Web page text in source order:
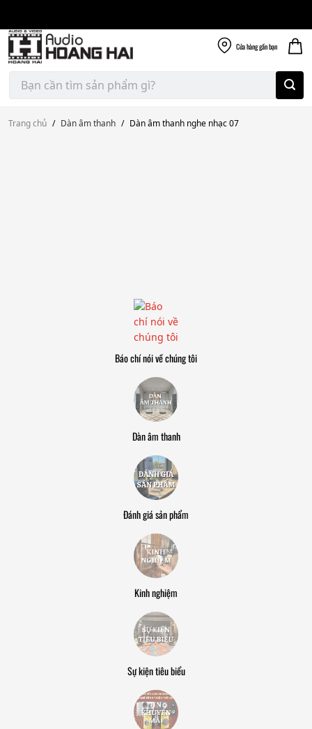
content
Cửa hànggần bạn
Tìm
kiếm:
Trang chủ / Dàn âm thanh / Dàn âm thanh nghe nhạc 07
Báo chí nói về chúng tôi
Dàn âm thanh
Đánh giá sản phẩm
Kinh nghiệm
Sự kiện tiêu biểu